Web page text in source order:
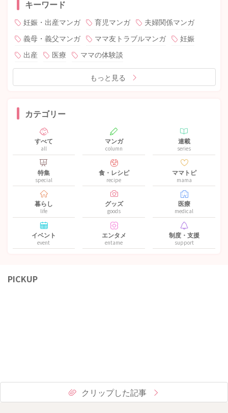
キーワード
妊娠・出産マンガ 育児マンガ
夫婦関係マンガ
義母・義父マンガ
ママ友トラブルマンガ
妊娠
出産
医療 ママの体験談
もっと見る
カテゴリー
すべて
all
マンガ
column
連載
series
特集
special
食・レシピ
recipe
ママトピ
mama
暮らし
life
グッズ
goods
医療
medical
イベント
event
エンタメ
entame
制度・支援
support
PICKUP
クリップした記事